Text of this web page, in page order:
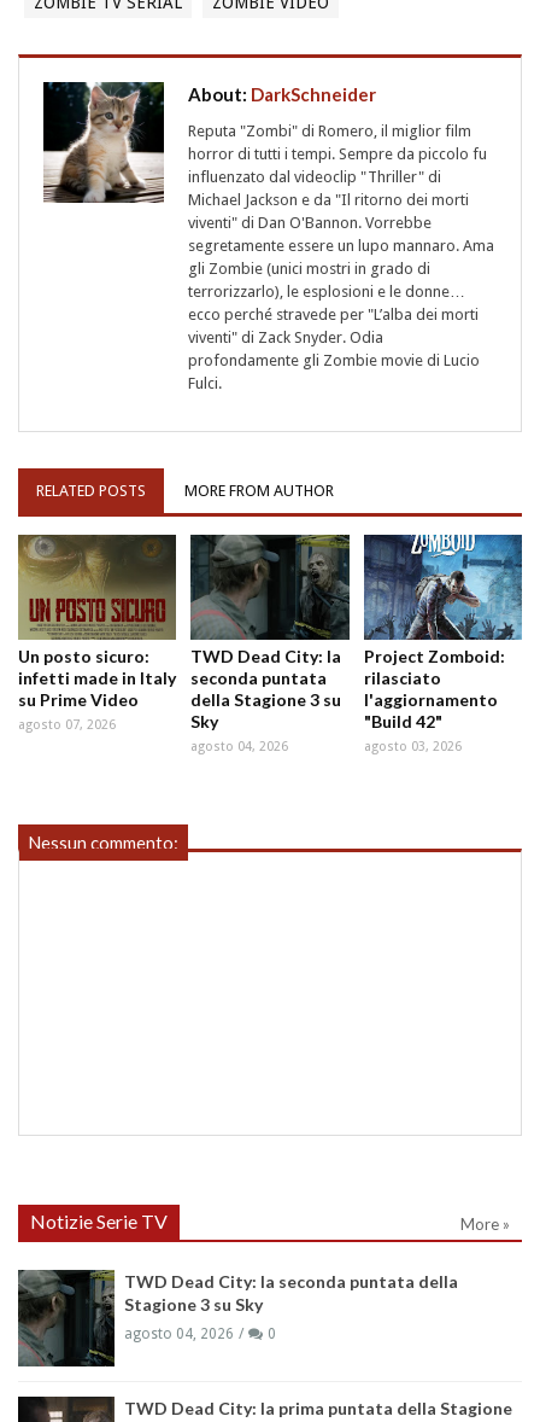
About: DarkSchneider
Reputa "Zombi" di Romero, il miglior film
horror di tutti i tempi. Sempre da piccolo fu
influenzato dal videoclip "Thriller" di
Michael Jackson e da "Il ritorno dei morti
viventi" di Dan O'Bannon. Vorrebbe
segretamente essere un lupo mannaro. Ama
gli Zombie (unici mostri in grado di
terrorizzarlo), le esplosioni e le donne…
ecco perché stravede per "L’alba dei morti
viventi" di Zack Snyder. Odia
profondamente gli Zombie movie di Lucio
Fulci.
RELATED POSTS MORE FROM AUTHOR
Un posto sicuro:
infetti made in Italy
su Prime Video
agosto 07, 2026
TWD Dead City: la
seconda puntata
della Stagione 3 su
Sky
agosto 04, 2026
Project Zomboid:
rilasciato
l'aggiornamento
"Build 42"
agosto 03, 2026
Nessun commento:
Notizie Serie TV More »
TWD Dead City: la seconda puntata della
Stagione 3 su Sky
agosto 04, 2026 0
TWD Dead City: la prima puntata della Stagione